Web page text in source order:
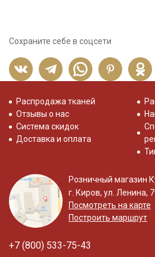
Сохраните себе в соцсети
Распродажа тканей
Отзывы о нас
Система скидок
Доставка и оплата
Розничный магазин
г. Киров, ул. Ленина,
Посмотреть на карте
Построить маршрут
+7 (800) 533-75-43